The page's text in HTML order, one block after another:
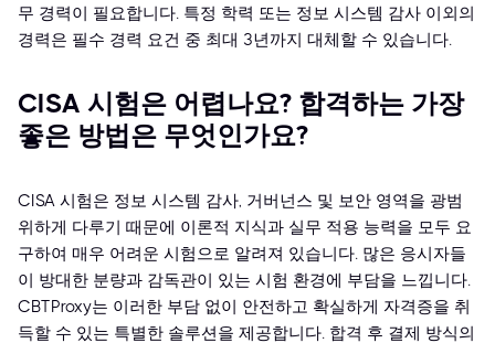
무 경력이 필요합니다. 특정 학력 또는 정보 시스템 감사 이외의
경력은 필수 경력 요건 중 최대 3년까지 대체할 수 있습니다.
CISA 시험은 어렵나요? 합격하는 가장
좋은 방법은 무엇인가요?
CISA 시험은 정보 시스템 감사, 거버넌스 및 보안 영역을 광범
위하게 다루기 때문에 이론적 지식과 실무 적용 능력을 모두 요
구하여 매우 어려운 시험으로 알려져 있습니다. 많은 응시자들
이 방대한 분량과 감독관이 있는 시험 환경에 부담을 느낍니다.
CBTProxy는 이러한 부담 없이 안전하고 확실하게 자격증을 취
득할 수 있는 특별한 솔루션을 제공합니다. 합격 후 결제 방식의